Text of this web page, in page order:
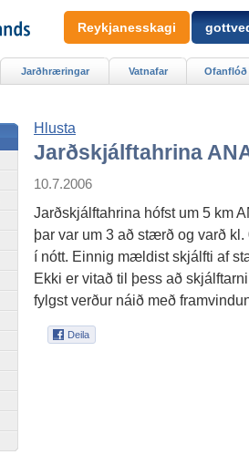
Hlusta
Jarðskjálftahrina
10.7.2006
Jarðskjálftahrina hófst um 5 km
þar var um 3 að stærð og varð
í nótt. Einnig mældist skjálfti af
Ekki er vitað til þess að
fylgst verður náið með
Jarðhræringar Vatnafar Ofanflóð
Reykjanesskagi